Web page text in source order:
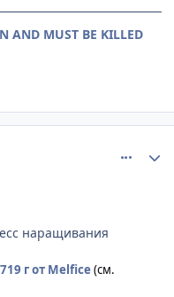
AND MUST BE KILLED
наращивания
19 гот Melfice(см.